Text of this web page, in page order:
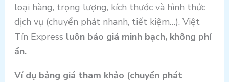
loại hàng, trọng lượng, kích thước và hình thức
dịch vụ (chuyển phát nhanh, tiết kiệm…). Việt
Tín Express luôn báo giá minh bạch, không phí
ẩn.
Ví dụ bảng giá tham khảo (chuyển phát